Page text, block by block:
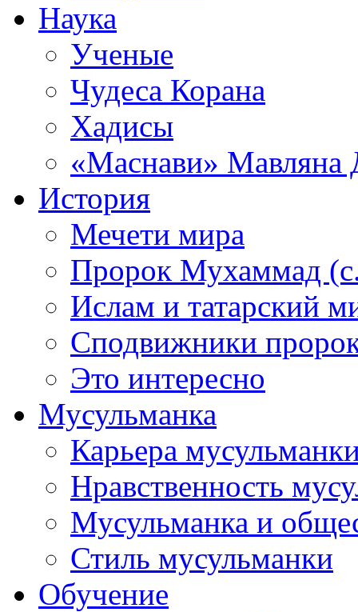
Наука
Ученые
Чудеса Корана
Хадисы
«Маснави» Мавляна
История
Мечети мира
Пророк Мухаммад
Ислам и татарский
Сподвижники
Это интересно
Мусульманка
Карьера
Нравственность
Мусульманка и
Стиль мусульманки
Обучение